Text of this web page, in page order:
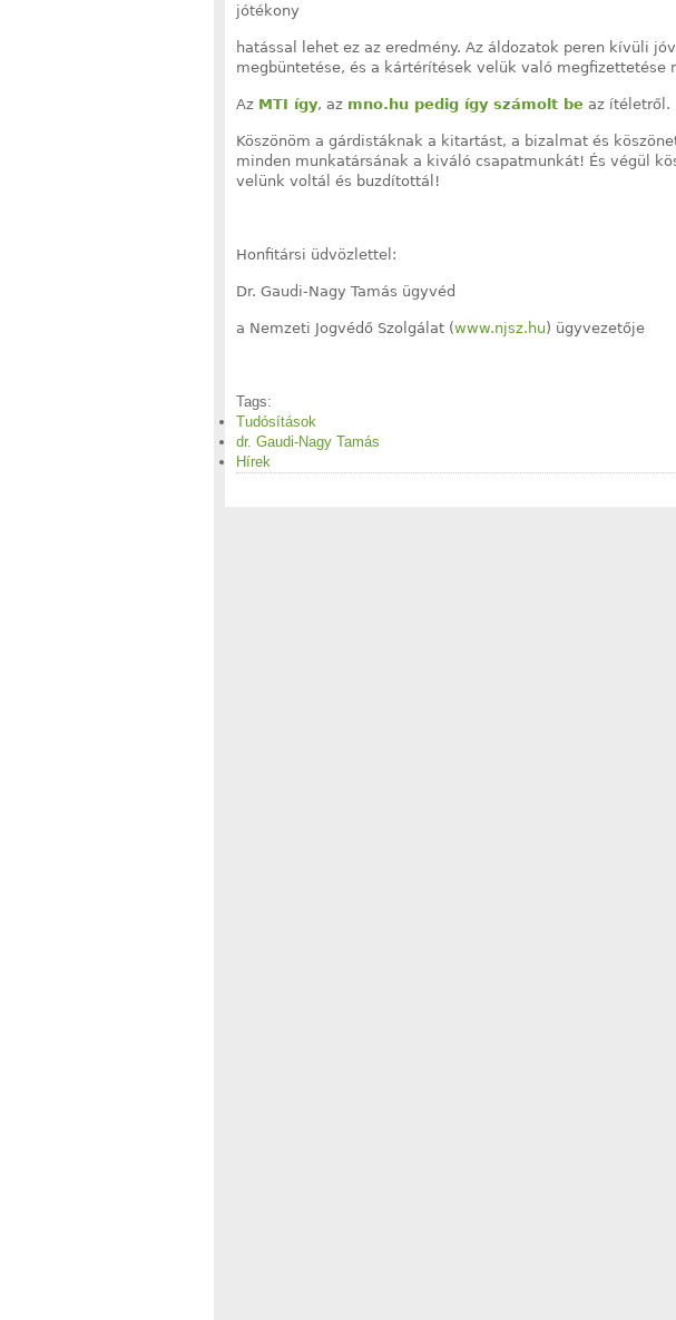
jótékony
hatással lehet ez az eredmény. Az áldozatok peren kívüli
megbüntetése, és a kártérítések velük való megfizettetése
Az MTI így, az mno.hu pedig így számolt be az ítéletről.
Köszönöm a gárdistáknak a kitartást, a bizalmat és
minden munkatársának a kiváló csapatmunkát! És végül
velünk voltál és buzdítottál!
Honfitársi üdvözlettel:
Dr. Gaudi-Nagy Tamás ügyvéd
a Nemzeti Jogvédő Szolgálat (www.njsz.hu) ügyvezetője
Tags:
Tudósítások
dr. Gaudi-Nagy Tamás
Hírek